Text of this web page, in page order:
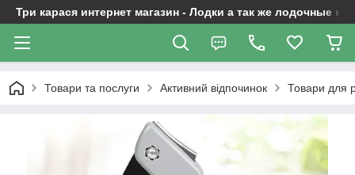
Три карася интернет магазин - Лодки а так же лодочные
Товари та послуги Активний відпочинок Товари для